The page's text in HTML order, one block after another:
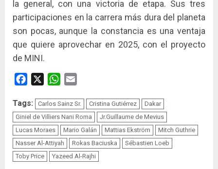
la general, con una victoria de etapa. Sus tres
participaciones en la carrera más dura del planeta
son pocas, aunque la constancia es una ventaja
que quiere aprovechar en 2025, con el proyecto
de MINI.
Facebook WhatsApp
Tags: Carlos Sainz Sr. Cristina Gutiérrez
Dakar
Giniel de Villiers Nani Roma
Jr.Guillaume de Mevius
Lucas Moraes
Mario Galán Mattias Ekström
Mitch Guthrie
Nasser Al-Attiyah
Rokas Baciuska
Sébastien Loeb
Toby Price
Yazeed Al-Rajhi